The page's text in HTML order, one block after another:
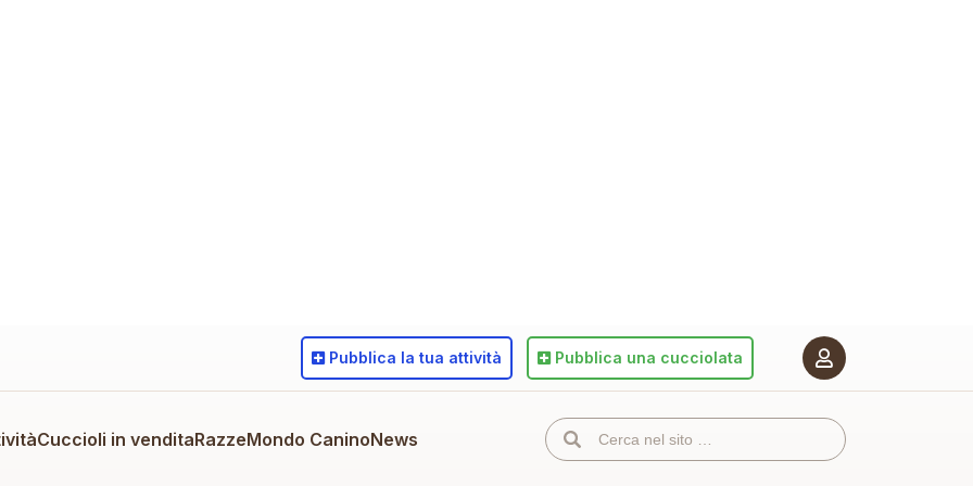
Cuccioli in venditaRazzeMondo CaninoNews
Pubblica la tua attività Pubblica una cucciolata